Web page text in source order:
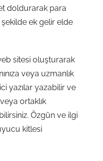
doldurarak para
ek gelir elde
sitesi oluşturarak
veya uzmanlık
yazılar yazabilir ve
ortaklık
Özgün ve ilgi
kitlesi